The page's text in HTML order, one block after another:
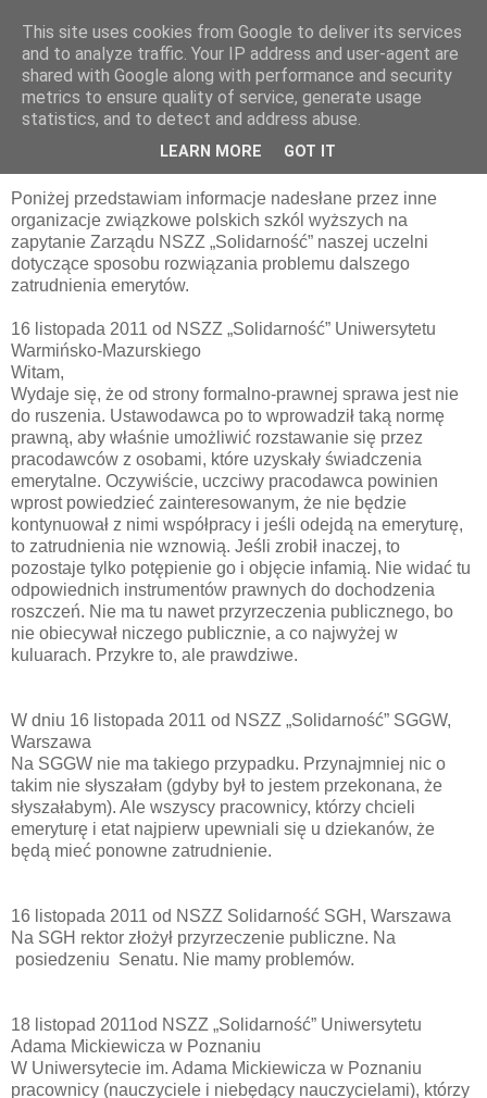
pluskiewicz.blogspot.com
poniedziałek, 5 grudnia 2011
INFORMACJE Z KRAJU
Poniżej przedstawiam informacje nadesłane przez inne
organizacje związkowe polskich szkól wyższych na
zapytanie Zarządu NSZZ „Solidarność” naszej uczelni
dotyczące sposobu rozwiązania problemu dalszego
zatrudnienia emerytów.
16 listopada 2011 od NSZZ „Solidarność” Uniwersytetu
Warmińsko-Mazurskiego
Witam,
Wydaje się, że od strony formalno-prawnej sprawa jest nie
do ruszenia. Ustawodawca po to wprowadził taką normę
prawną, aby właśnie umożliwić rozstawanie się przez
pracodawców z osobami, które uzyskały świadczenia
emerytalne. Oczywiście, uczciwy pracodawca powinien
wprost powiedzieć zainteresowanym, że nie będzie
kontynuował z nimi współpracy i jeśli odejdą na emeryturę,
to zatrudnienia nie wznowią. Jeśli zrobił inaczej, to
pozostaje tylko potępienie go i objęcie infamią. Nie widać tu
odpowiednich instrumentów prawnych do dochodzenia
roszczeń. Nie ma tu nawet przyrzeczenia publicznego, bo
nie obiecywał niczego publicznie, a co najwyżej w
kuluarach. Przykre to, ale prawdziwe.
W dniu 16 listopada 2011 od NSZZ „Solidarność” SGGW,
Warszawa
Na SGGW nie ma takiego przypadku. Przynajmniej nic o
takim nie słyszałam (gdyby był to jestem przekonana, że
słyszałabym). Ale wszyscy pracownicy, którzy chcieli
emeryturę i etat najpierw upewniali się u dziekanów, że
będą mieć ponowne zatrudnienie.
16 listopada 2011 od NSZZ Solidarność SGH, Warszawa
Na SGH rektor złożył przyrzeczenie publiczne. Na
posiedzeniu Senatu. Nie mamy problemów.
18 listopad 2011od NSZZ „Solidarność” Uniwersytetu
Adama Mickiewicza w Poznaniu
W Uniwersytecie im. Adama Mickiewicza w Poznaniu
pracownicy (nauczyciele i niebędący nauczycielami), którzy
This site uses cookies from Google to deliver its services
and to analyze traffic. Your IP address and user-agent are
shared with Google along with performance and security
metrics to ensure quality of service, generate usage
statistics, and to detect and address abuse.
LEARN MORE GOT IT